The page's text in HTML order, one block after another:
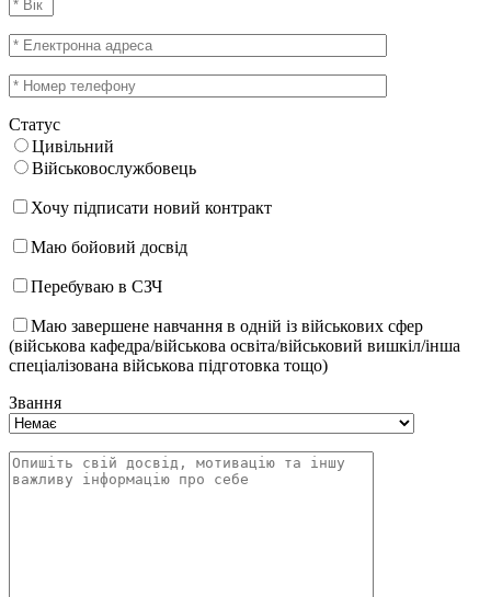
Статус
Цивільний
Військовослужбовець
Хочу підписати новий контракт
Маю бойовий досвід
Перебуваю в СЗЧ
Маю завершене навчання в одній із військових сфер
(військова кафедра/військова освіта/військовий вишкіл/інша
спеціалізована військова підготовка тощо)
Звання